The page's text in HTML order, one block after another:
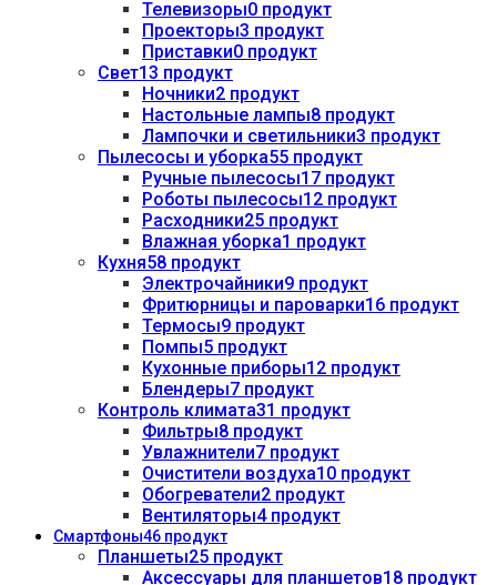
Телевизоры0 продукт
Проекторы3 продукт
Приставки0 продукт
Свет13 продукт
Ночники2 продукт
Настольные лампы8 продукт
Лампочки и светильники3 продукт
Пылесосы и уборка55 продукт
Ручные пылесосы17 продукт
Роботы пылесосы12 продукт
Расходники25 продукт
Влажная уборка1 продукт
Кухня58 продукт
Электрочайники9 продукт
Фритюрницы и пароварки16 продукт
Термосы9 продукт
Помпы5 продукт
Кухонные приборы12 продукт
Блендеры7 продукт
Контроль климата31 продукт
Фильтры8 продукт
Увлажнители7 продукт
Очистители воздуха10 продукт
Обогреватели2 продукт
Вентиляторы4 продукт
Смартфоны46 продукт
Планшеты25 продукт
Аксессуары для планшетов18 продукт